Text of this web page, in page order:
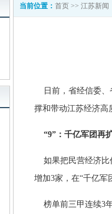
当前位置： 首页 >> 江苏新闻
日前，省经信委、
撑和带动江苏经济高
“9”：千亿军团再
如果把民营经济比
增加3家，在“千亿军
榜单前三甲连续3